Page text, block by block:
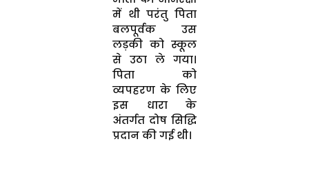
में थी परंतु पिता
बलपूर्वक उस
लड़की को स्कूल
से उठा ले गया।
पिता को
व्यपहरण के लिए
इस धारा के
अंतर्गत दोष सिद्धि
प्रदान की गई थी।